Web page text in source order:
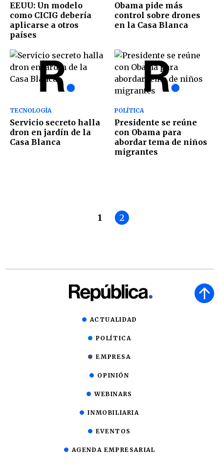
EEUU: Un modelo
como CICIG debería
aplicarse a otros
países
Obama pide más
control sobre drones
en la Casa Blanca
TECNOLOGÍA
Servicio secreto halla
dron en jardín de la
Casa Blanca
POLÍTICA
Presidente se reúne
con Obama para
abordar tema de niños
migrantes
1 2
ACTUALIDAD
POLÍTICA
EMPRESA
OPINIÓN
WEBINARS
INMOBILIARIA
EVENTOS
AGENDA EMPRESARIAL